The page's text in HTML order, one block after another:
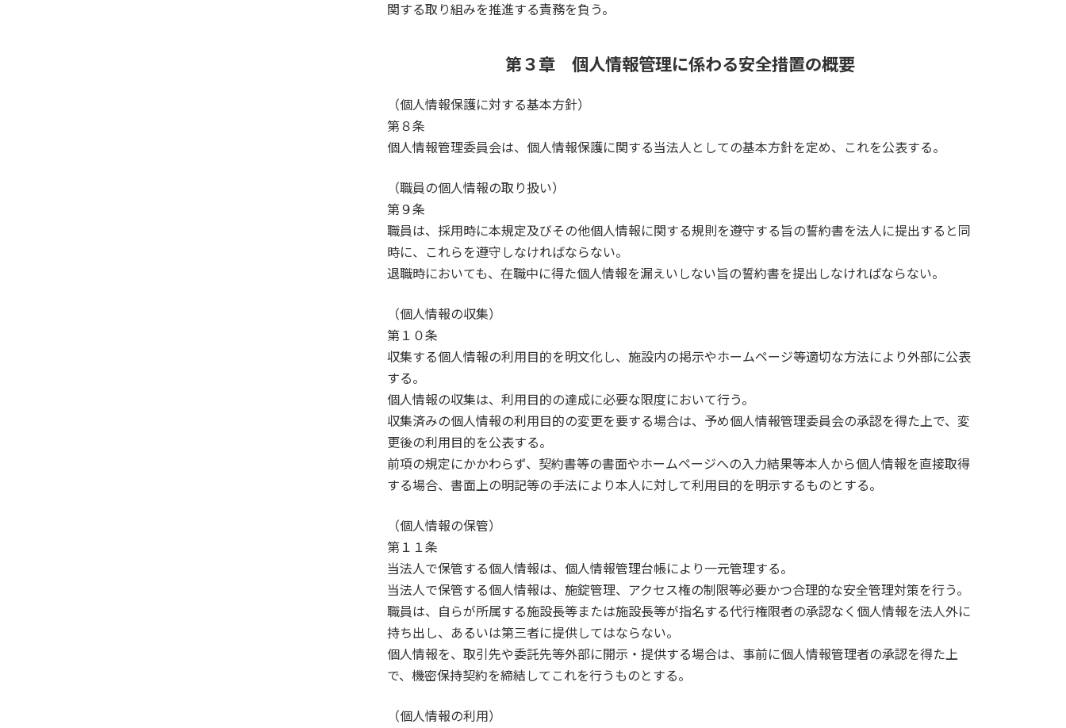
関する取り組みを推進する責務を負う。
第３章 個人情報管理に係わる安全措置の概要
（個人情報保護に対する基本方針）
第８条
個人情報管理委員会は、個人情報保護に関する当法人としての基本方針を定め、これを公表する。
（職員の個人情報の取り扱い）
第９条
職員は、採用時に本規定及びその他個人情報に関する規則を遵守する旨の誓約書を法人に提出すると同
時に、これらを遵守しなければならない。
退職時においても、在職中に得た個人情報を漏えいしない旨の誓約書を提出しなければならない。
（個人情報の収集）
第１０条
収集する個人情報の利用目的を明文化し、施設内の掲示やホームページ等適切な方法により外部に公表
する。
個人情報の収集は、利用目的の達成に必要な限度において行う。
収集済みの個人情報の利用目的の変更を要する場合は、予め個人情報管理委員会の承認を得た上で、変
更後の利用目的を公表する。
前項の規定にかかわらず、契約書等の書面やホームページへの入力結果等本人から個人情報を直接取得
する場合、書面上の明記等の手法により本人に対して利用目的を明示するものとする。
（個人情報の保管）
第１１条
当法人で保管する個人情報は、個人情報管理台帳により一元管理する。
当法人で保管する個人情報は、施錠管理、アクセス権の制限等必要かつ合理的な安全管理対策を行う。
職員は、自らが所属する施設長等または施設長等が指名する代行権限者の承認なく個人情報を法人外に
持ち出し、あるいは第三者に提供してはならない。
個人情報を、取引先や委託先等外部に開示・提供する場合は、事前に個人情報管理者の承認を得た上
で、機密保持契約を締結してこれを行うものとする。
（個人情報の利用）